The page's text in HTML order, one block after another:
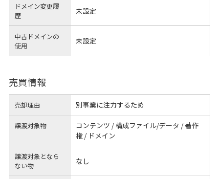
ドメイン変更履
歴
未設定
中古ドメインの
使用
未設定
売買情報
売却理由 別事業に注力するため
譲渡対象物
コンテンツ / 構成ファイル/データ / 著作
権 / ドメイン
譲渡対象となら
ない物
なし